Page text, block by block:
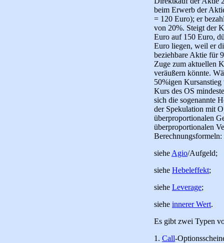
beim Erwerb der
= 120 Euro); er
von 20%. Steigt der
Euro auf 150 Euro,
Euro liegen, weil er
beziehbare Aktie für
Zuge zum aktuellen
veräußern könnte.
50%igen Kursanstieg
Kurs des OS
sich die sogenannte
der Spekulation mit
überproportionalen
überproportionalen
Berechnungsformeln:
siehe Agio/Aufgeld;
siehe Hebeleffekt;
siehe Leverage;
siehe innerer Wert.
Es gibt zwei Typen
1. Call-